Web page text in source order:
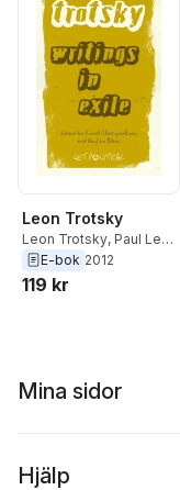
Leon Trotsky
Leon Trotsky, Paul Le
Blanc,Kunal
Chattopadhyay
E-bok 2012
119 kr
Mina sidor
Hjälp